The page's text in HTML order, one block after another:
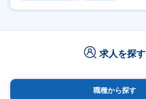
求人を探す
職種から探す